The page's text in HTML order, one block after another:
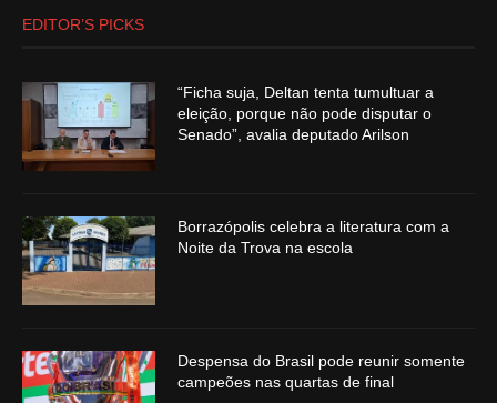
EDITOR’S PICKS
“Ficha suja, Deltan tenta tumultuar a
eleição, porque não pode disputar o
Senado”, avalia deputado Arilson
Borrazópolis celebra a literatura com a
Noite da Trova na escola
Despensa do Brasil pode reunir somente
campeões nas quartas de final